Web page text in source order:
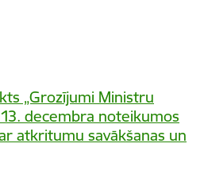
„Grozījumi Ministru
decembra noteikumos
atkritumu savākšanas un